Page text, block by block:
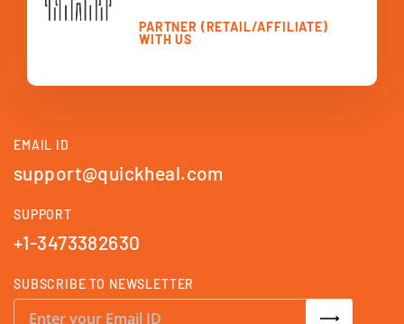
PARTNER (RETAIL/AFFILIATE)
WITH US
EMAIL ID
support@quickheal.com
SUPPORT
+1-3473382630
SUBSCRIBE TO NEWSLETTER
S